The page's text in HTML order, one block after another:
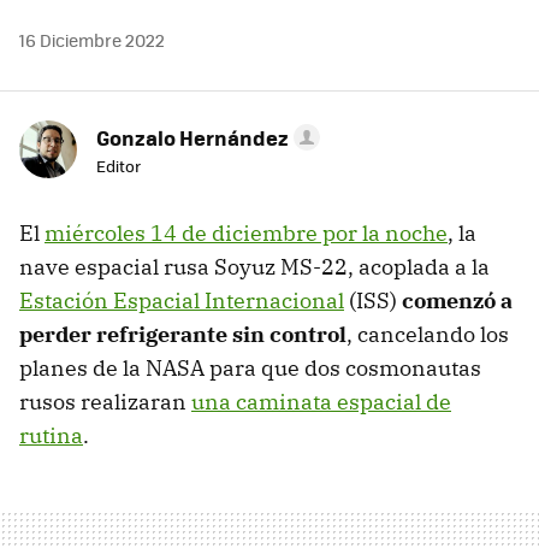
16 Diciembre 2022
Gonzalo Hernández
Editor
Elmiércoles 14 de diciembre por la noche, la
nave espacial rusa Soyuz MS-22, acoplada a la
Estación Espacial Internacional (ISS) comenzó a
perder refrigerante sin control, cancelando los
planes de la NASA para que dos cosmonautas
rusos realizaran una caminata espacial de
rutina.